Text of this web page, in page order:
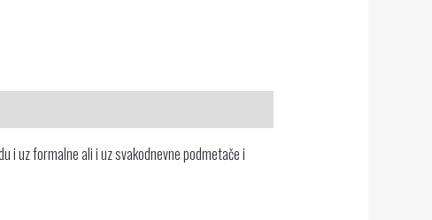
i uz formalne ali i uz svakodnevne podmetače i